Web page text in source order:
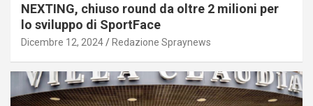
NEXTING, chiuso round da oltre 2 milioni per
lo sviluppo di SportFace
Dicembre 12, 2024 Redazione Spraynews